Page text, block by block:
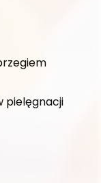
pielęgnacji